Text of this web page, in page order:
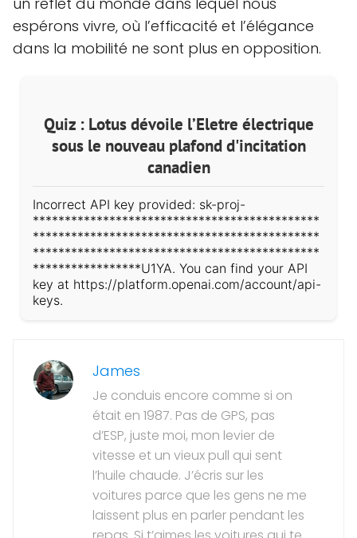
espérons vivre, où l’efficacité et l’élégance
dans la mobilité ne sont plus en opposition.
Quiz : Lotus dévoile l’Eletre électrique
sous le nouveau plafond d'incitation
canadien
Incorrect API key provided: sk-proj-
*********************************************
*********************************************
*********************************************
*****************U1YA. You can find your API
key at https://platform.openai.com/account/api-
keys.
James
Je conduis encore comme si on
était en 1987. Pas de GPS, pas
d’ESP, juste moi, mon levier de
vitesse et un vieux pull qui sent
l’huile chaude. J’écris sur les
voitures parce que les gens ne me
laissent plus en parler pendant les